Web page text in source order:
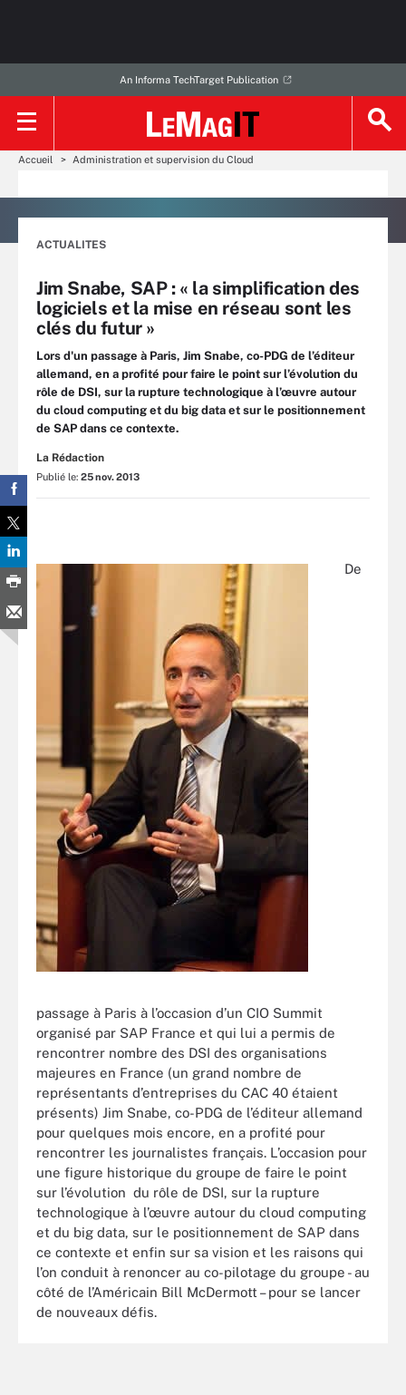
An Informa TechTarget Publication
Accueil Administration et supervision du Cloud
ACTUALITES
Jim Snabe, SAP : « la simplification des
logiciels et la mise en réseau sont les
clés du futur »
Lors d'un passage à Paris, Jim Snabe, co-PDG de l’éditeur
allemand, en a profité pour faire le point sur l’évolution du
rôle de DSI, sur la rupture technologique à l’œuvre autour
du cloud computing et du big data et sur le positionnement
de SAP dans ce contexte.
La Rédaction
Publié le: 25 nov. 2013
De
passage à Paris à l’occasion d’un CIO Summit
organisé par SAP France et qui lui a permis de
rencontrer nombre des DSI des organisations
majeures en France (un grand nombre de
représentants d’entreprises du CAC 40 étaient
présents) Jim Snabe, co-PDG de l’éditeur allemand
pour quelques mois encore, en a profité pour
rencontrer les journalistes français. L’occasion pour
une figure historique du groupe de faire le point
sur l’évolution du rôle de DSI, sur la rupture
technologique à l’œuvre autour du cloud computing
et du big data, sur le positionnement de SAP dans
ce contexte et enfin sur sa vision et les raisons qui
l’on conduit à renoncer au co-pilotage du groupe - au
côté de l’Américain Bill McDermott – pour se lancer
de nouveaux défis.